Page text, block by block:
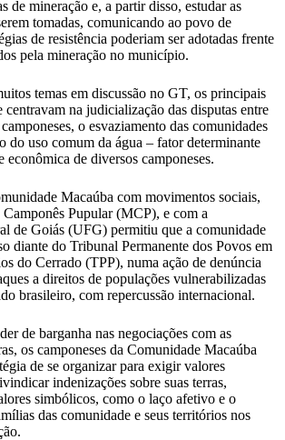
de mineração e, a partir disso, estudar as
tomadas, comunicando ao povo de
de resistência poderiam ser adotadas frente
pela mineração no município.
temas em discussão no GT, os principais
centravam na judicialização das disputas entre
o esvaziamento das comunidades
do uso comum da água – fator determinante
econômica de diversos camponeses.
Macaúba com movimentos sociais,
Pupular (MCP), e com a
de Goiás (UFG) permitiu que a comunidade
diante do Tribunal Permanente dos Povos em
do Cerrado (TPP), numa ação de denúncia
a direitos de populações vulnerabilizadas
brasileiro, com repercussão internacional.
de barganha nas negociações com as
os camponeses da Comunidade Macaúba
de se organizar para exigir valores
indenizações sobre suas terras,
simbólicos, como o laço afetivo e o
das comunidade e seus territórios nos